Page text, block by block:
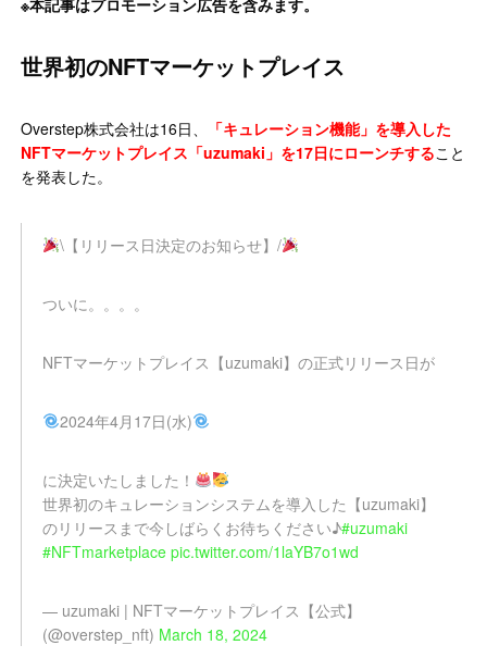
※本記事はプロモーション広告を含みます。
世界初のNFTマーケットプレイス
Overstep株式会社は16日、
「キュレーション機能」を導入した
NFTマーケットプレイス「uzumaki」を17日にローンチすること
を発表した。
\【リリース日決定のお知らせ】/
ついに。。。。
NFTマーケットプレイス【uzumaki】の正式リリース日が
2024年4月17日(水)
に決定いたしました！
世界初のキュレーションシステムを導入した【uzumaki】
のリリースまで今しばらくお待ちください♪#uzumaki
#NFTmarketplace pic.twitter.com/1laYB7o1wd
— uzumaki | NFTマーケットプレイス【公式】
(@overstep_nft) March 18, 2024